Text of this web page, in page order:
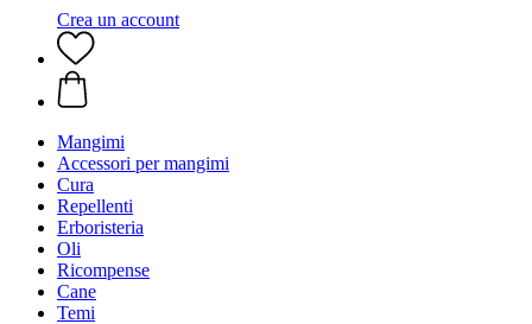
Crea un account
Mangimi
Accessori per mangimi
Cura
Repellenti
Erboristeria
Oli
Ricompense
Cane
Temi